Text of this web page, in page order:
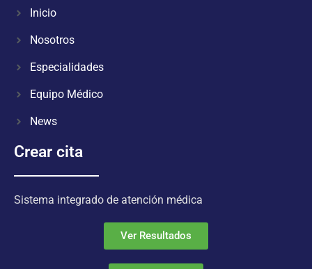
Inicio
Nosotros
Especialidades
Equipo Médico
News
Crear cita
Sistema integrado de atención médica
Ver Resultados